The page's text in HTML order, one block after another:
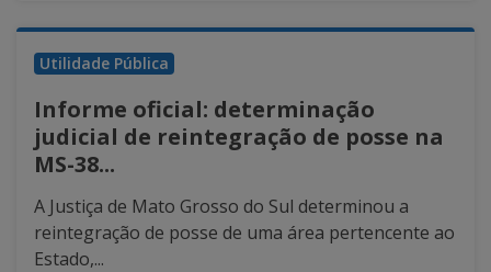
Utilidade Pública
Informe oficial: determinação
judicial de reintegração de posse na
MS-38...
A Justiça de Mato Grosso do Sul determinou a
reintegração de posse de uma área pertencente ao
Estado,...